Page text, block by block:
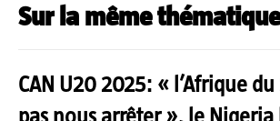
Sur la même thématique
CAN U20 2025: « l’Afrique
pas nous arrêter », le Nigeria